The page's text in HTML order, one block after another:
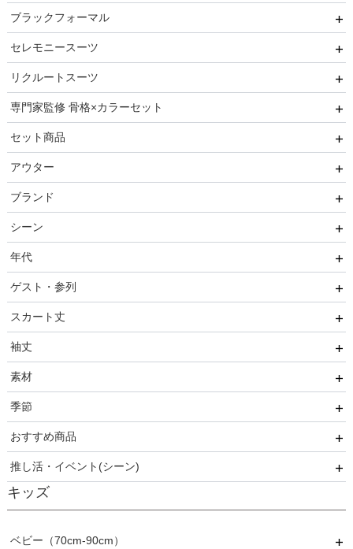
ブライズメイド
ルルティオリジナル
マザードレス
カーディガン
その他
ハンドバッグ
持ち手あり
持ち手なし
ストラップ付き
フラット
ネックレス
ヘアーアクセサリー
イヤリング
ベルト
その他
ブレスレット
ブラックフォーマル
ブラックフォーマル
小物セット
セレモニースーツ
セレモニースーツ
セレモニー小物
リクルートスーツ
リクルートスーツセット
専門家監修 骨格×カラーセット
推しに会う日はこれ♡
高級レストランにぴったり！洗練された夜の装い
初めての結婚式参列はこれで間違いない！
ご親族・マザードレス風
同窓会に着ていきたい憧れドレスはこれ♡
ワンランク上を叶える謝恩会ドレス
好印象セレモニーコーデ 初めての卒園式もこれ一着で安心
♡
セット商品
8点セット(ドレス＋小物7点)
6点セット(ドレス＋小物5点)
4点セット（ドレス＋小物3点）
アウター
ファー
ジャケット
コート
ブランド
AIMER
CELFORD
FRAY I.D
SNIDEL
kaene
Phase Eight
REWAKES
シーン
結婚式・パーティ
成人式・同窓会
入卒・セレモニー
食事・挨拶
仏事
面接・入学式
年代
20代
30代
40代
50代
60代以上
ゲスト・参列
友人
親族
いとこ
職場
スカート丈
ミニ・ショート・膝上
膝丈
ミモレ丈・ひざ下
ロング
袖丈
袖あり
ノースリーブ
半袖
5分丈・7分丈
長袖
素材
レース・チュール
刺繍
ビジュー・スパンコール
フリル
季節
春
夏
秋
おすすめ商品
おすすめ商品
推し活・イベント(シーン)
推し活・イベント
キッズ
ベビー（70cm-90cm）